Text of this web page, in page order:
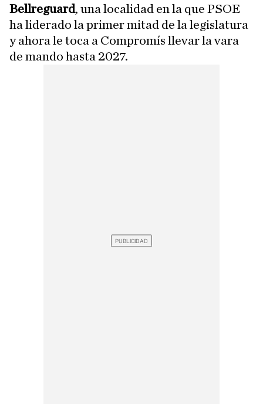
Bellreguard, una localidad en la que PSOE
ha liderado la primer mitad de la legislatura
y ahora le toca a Compromís llevar la vara
de mando hasta 2027.